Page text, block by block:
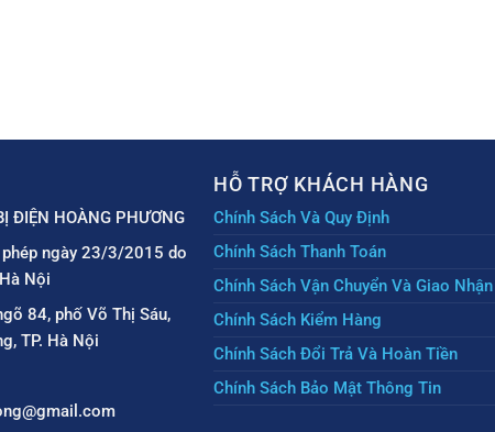
ĐIỆN HOÀNG PHƯƠNG
ngày 23/3/2015 do
Nội
84, phố Võ Thị Sáu,
TP. Hà Nội
HỖ TRỢ KHÁCH HÀNG
Chính Sách Và Quy Định
Chính Sách Thanh Toán
Chính Sách Vận Chuyển Và Giao Nhận
Chính Sách Kiểm Hàng
Chính Sách Đổi Trả Và Hoàn Tiền
Chính Sách Bảo Mật Thông Tin